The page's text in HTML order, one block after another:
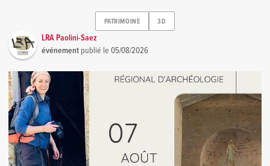
PATRIMOINE 3D
LRA Paolini-Saez
événement publié le05/08/2026